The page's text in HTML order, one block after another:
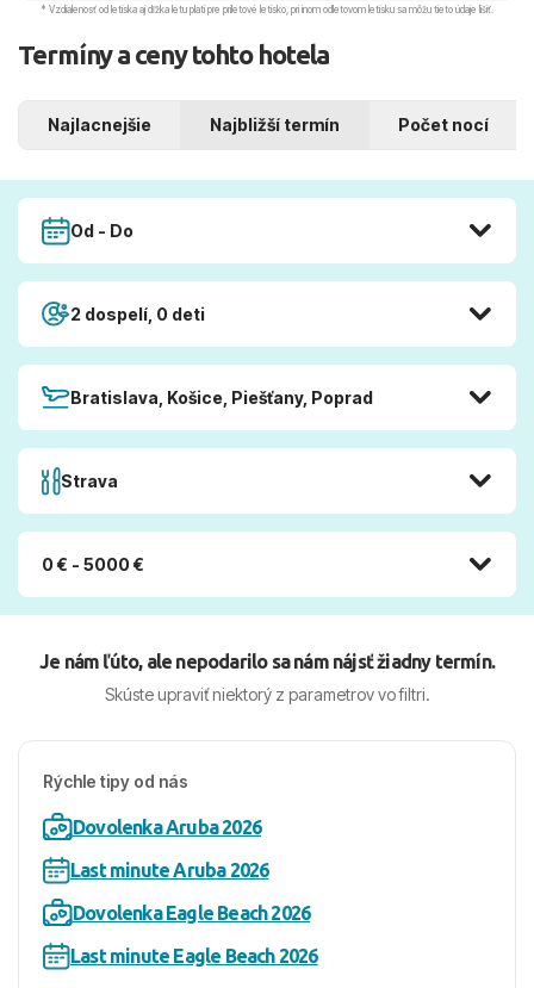
* Vzdialenosť od letiska aj dľžka letu platí pre príletové letisko, pri inom odletovom letisku sa môžu tieto údaje líšiť.
Termíny a ceny tohto hotela
Najlacnejšie Najbližší termín Počet nocí
Od - Do
2 dospelí, 0 deti
Bratislava, Košice, Piešťany, Poprad
Strava
0 € - 5000 €
Je nám ľúto, ale nepodarilo sa nám nájsť žiadny termín.
Skúste upraviť niektorý z parametrov vo filtri.
Rýchle tipy od nás
Dovolenka Aruba 2026
Last minute Aruba 2026
Dovolenka Eagle Beach 2026
Last minute Eagle Beach 2026